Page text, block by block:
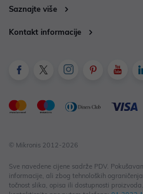
Saznajte više
Kontakt informacije
© Mikronis 2012-2026
Sve navedene cijene sadrže PDV.
informacije, ali zbog tehnoloških
točnost slika, opisa ili dostupnosti